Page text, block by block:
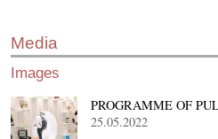
Media
Images
PROGRAMME OF
25.05.2022